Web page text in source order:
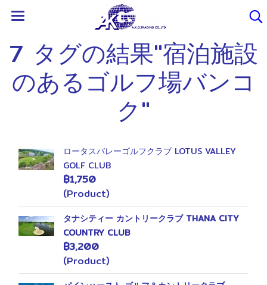
7 タグの結果"宿泊施設
のあるゴルフ場バンコ
ク"
ロータスバレーゴルフクラブ LOTUS VALLEY
GOLF CLUB
฿1,750
(Product)
タナシティー カントリークラブ THANA CITY
COUNTRY CLUB
฿3,200
(Product)